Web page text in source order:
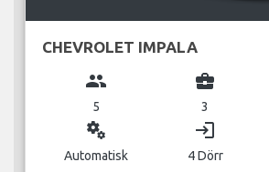
CHEVROLET IMPALA
group
5
business_center
3
miscellaneous_services
Automatisk
login
4 Dörr